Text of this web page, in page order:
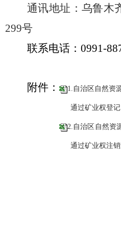
通讯地址：乌鲁木
299号
联系电话： 0991-
附件： 1.自治区自然资
通过矿业权登
2.自治区自然资
通过矿业权注